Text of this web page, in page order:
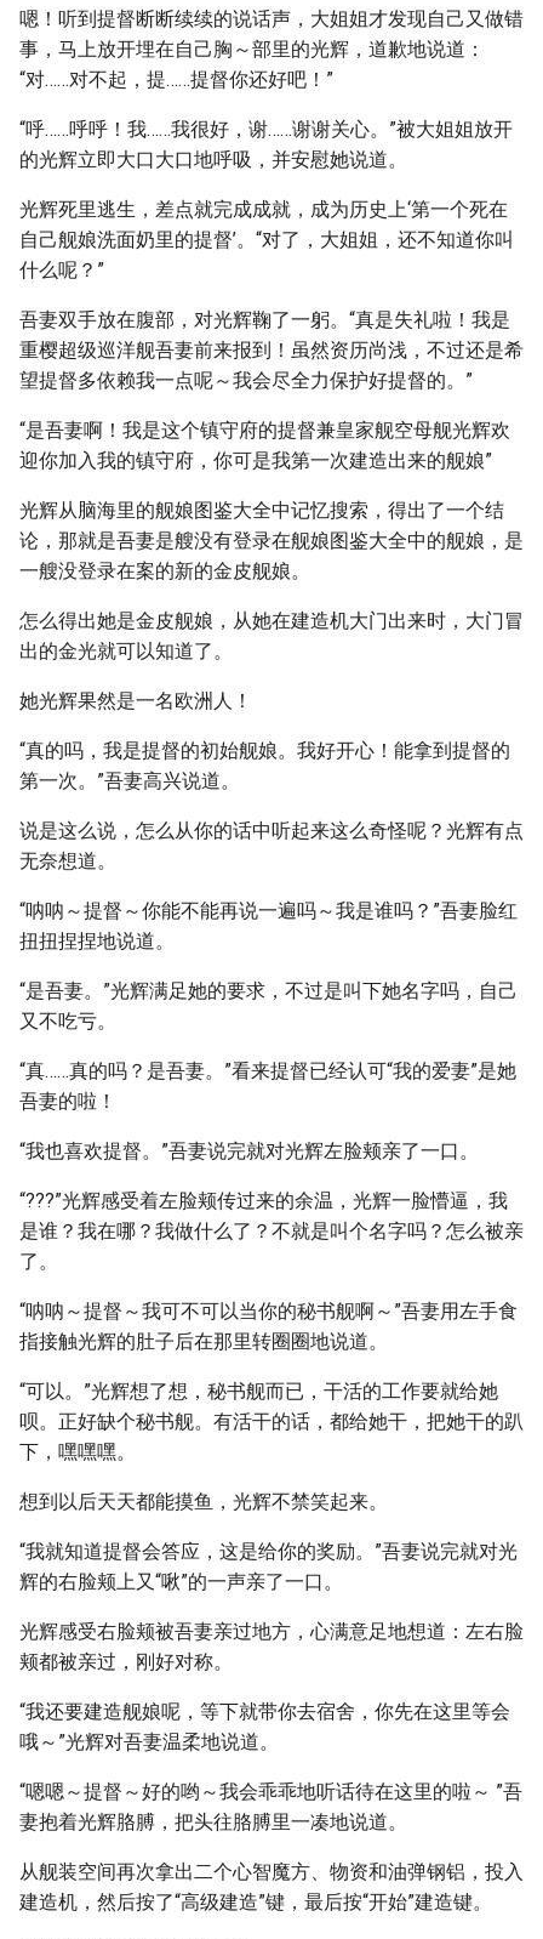
嗯！听到提督断断续续的说话声，大姐姐才发现自己又做错
事，马上放开埋在自己胸～部里的光辉，道歉地说道：
“对……对不起，提……提督你还好吧！”
“呼……呼呼！我……我很好，谢……谢谢关心。”被大姐姐放开
的光辉立即大口大口地呼吸，并安慰她说道。
光辉死里逃生，差点就完成成就，成为历史上‘第一个死在
自己舰娘洗面奶里的提督’。“对了，大姐姐，还不知道你叫
什么呢？”
吾妻双手放在腹部，对光辉鞠了一躬。“真是失礼啦！我是
重樱超级巡洋舰吾妻前来报到！虽然资历尚浅，不过还是希
望提督多依赖我一点呢～我会尽全力保护好提督的。”
“是吾妻啊！我是这个镇守府的提督兼皇家舰空母舰光辉欢
迎你加入我的镇守府，你可是我第一次建造出来的舰娘”
光辉从脑海里的舰娘图鉴大全中记忆搜索，得出了一个结
论，那就是吾妻是艘没有登录在舰娘图鉴大全中的舰娘，是
一艘没登录在案的新的金皮舰娘。
怎么得出她是金皮舰娘，从她在建造机大门出来时，大门冒
出的金光就可以知道了。
她光辉果然是一名欧洲人！
“真的吗，我是提督的初始舰娘。我好开心！能拿到提督的
第一次。”吾妻高兴说道。
说是这么说，怎么从你的话中听起来这么奇怪呢？光辉有点
无奈想道。
“呐呐～提督～你能不能再说一遍吗～我是谁吗？”吾妻脸红
扭扭捏捏地说道。
“是吾妻。”光辉满足她的要求，不过是叫下她名字吗，自己
又不吃亏。
“真……真的吗？是吾妻。”看来提督已经认可“我的爱妻”是她
吾妻的啦！
“我也喜欢提督。”吾妻说完就对光辉左脸颊亲了一口。
“???”光辉感受着左脸颊传过来的余温，光辉一脸懵逼，我
是谁？我在哪？我做什么了？不就是叫个名字吗？怎么被亲
了。
“呐呐～提督～我可不可以当你的秘书舰啊～”吾妻用左手食
指接触光辉的肚子后在那里转圈圈地说道。
“可以。”光辉想了想，秘书舰而已，干活的工作要就给她
呗。正好缺个秘书舰。有活干的话，都给她干，把她干的趴
下，嘿嘿嘿。
想到以后天天都能摸鱼，光辉不禁笑起来。
“我就知道提督会答应，这是给你的奖励。”吾妻说完就对光
辉的右脸颊上又“啾”的一声亲了一口。
光辉感受右脸颊被吾妻亲过地方，心满意足地想道：左右脸
颊都被亲过，刚好对称。
“我还要建造舰娘呢，等下就带你去宿舍，你先在这里等会
哦～”光辉对吾妻温柔地说道。
“嗯嗯～提督～好的哟～我会乖乖地听话待在这里的啦～ ”吾
妻抱着光辉胳膊，把头往胳膊里一凑地说道。
从舰装空间再次拿出二个心智魔方、物资和油弹钢铝，投入
建造机，然后按了“高级建造”键，最后按“开始”建造键。